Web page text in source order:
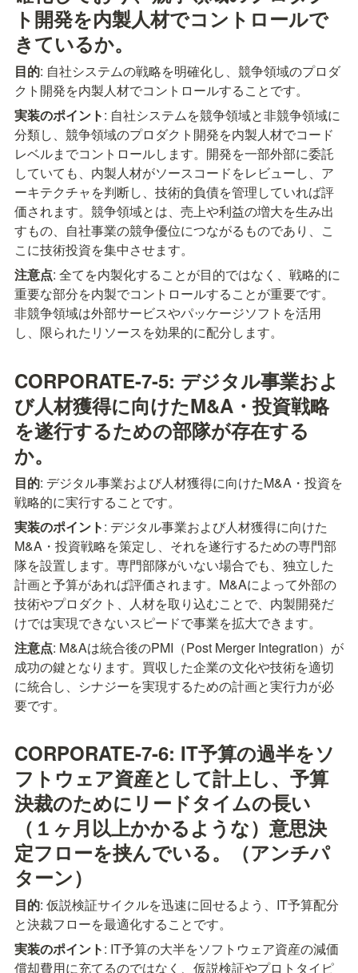
ト開発を内製人材でコントロールで
きているか。
目的: 自社システムの戦略を明確化し、競争領域のプロダ
クト開発を内製人材でコントロールすることです。
実装のポイント: 自社システムを競争領域と非競争領域に
分類し、競争領域のプロダクト開発を内製人材でコード
レベルまでコントロールします。開発を一部外部に委託
していても、内製人材がソースコードをレビューし、ア
ーキテクチャを判断し、技術的負債を管理していれば評
価されます。競争領域とは、売上や利益の増大を生み出
すもの、自社事業の競争優位につながるものであり、こ
こに技術投資を集中させます。
注意点: 全てを内製化することが目的ではなく、戦略的に
重要な部分を内製でコントロールすることが重要です。
非競争領域は外部サービスやパッケージソフトを活用
し、限られたリソースを効果的に配分します。
CORPORATE-7-5: デジタル事業およ
び人材獲得に向けたM&A・投資戦略
を遂行するための部隊が存在する
か。
目的: デジタル事業および人材獲得に向けたM&A・投資を
戦略的に実行することです。
実装のポイント: デジタル事業および人材獲得に向けた
M&A・投資戦略を策定し、それを遂行するための専門部
隊を設置します。専門部隊がいない場合でも、独立した
計画と予算があれば評価されます。M&Aによって外部の
技術やプロダクト、人材を取り込むことで、内製開発だ
けでは実現できないスピードで事業を拡大できます。
注意点: M&Aは統合後のPMI（Post Merger Integration）が
成功の鍵となります。買収した企業の文化や技術を適切
に統合し、シナジーを実現するための計画と実行力が必
要です。
CORPORATE-7-6: IT予算の過半をソ
フトウェア資産として計上し、予算
決裁のためにリードタイムの長い
（１ヶ月以上かかるような）意思決
定フローを挟んでいる。（アンチパ
ターン）
目的: 仮説検証サイクルを迅速に回せるよう、IT予算配分
と決裁フローを最適化することです。
実装のポイント: IT予算の大半をソフトウェア資産の減価
償却費用に充てるのではなく、仮説検証やプロトタイピ